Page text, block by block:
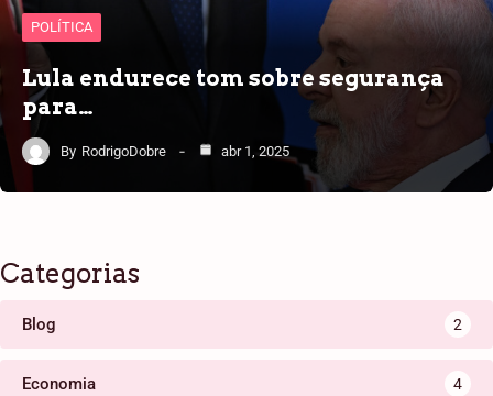
POLÍTICA
Lula endurece tom sobre segurança
para…
By RodrigoDobre abr 1, 2025
Categorias
Blog 2
Economia 4